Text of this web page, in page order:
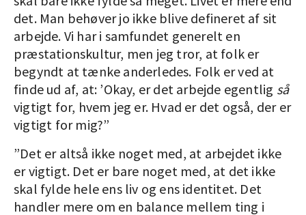
det. Man behøver jo ikke blive defineret af sit
arbejde. Vi har i samfundet generelt en
præstationskultur, men jeg tror, at folk er
begyndt at tænke anderledes. Folk er ved at
finde ud af, at: ’Okay, er det arbejde egentlig så
vigtigt for, hvem jeg er. Hvad er det også, der er
vigtigt for mig?”
”Det er altså ikke noget med, at arbejdet ikke
er vigtigt. Det er bare noget med, at det ikke
skal fylde hele ens liv og ens identitet. Det
handler mere om en balance mellem ting i